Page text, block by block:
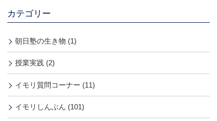
カテゴリー
朝日塾の生き物 (1)
授業実践 (2)
イモリ質問コーナー (11)
イモリしんぶん (101)